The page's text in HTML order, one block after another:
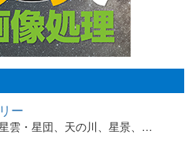
ー
雲・星団、天の川、星景、…